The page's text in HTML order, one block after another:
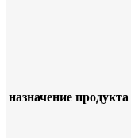
назначение продукта